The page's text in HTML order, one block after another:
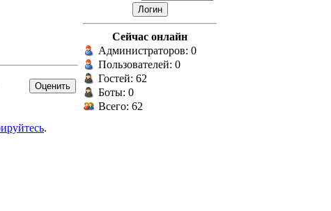
.
Сейчас онлайн
Администраторов: 0
Пользователей: 0
Гостей: 62
Боты: 0
Всего: 62